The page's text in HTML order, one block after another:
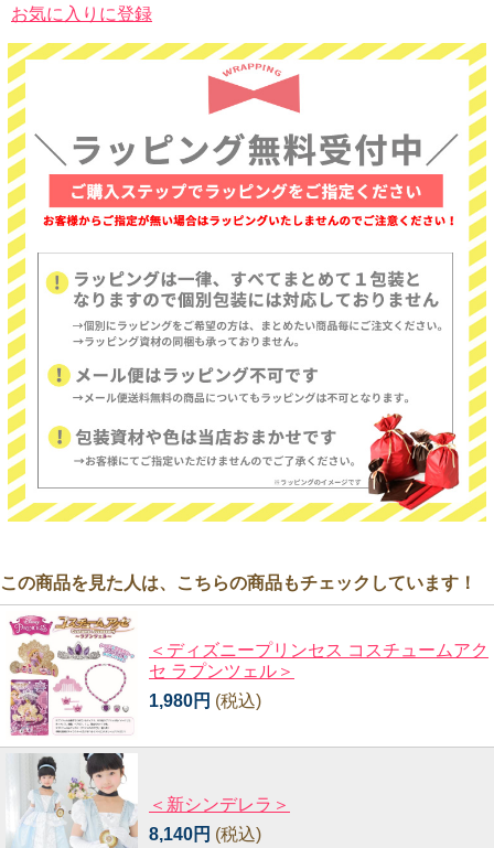
お気に入りに登録
この商品を見た人は、こちらの商品もチェックしています！
＜ディズニープリンセス コスチュームアク
セ ラプンツェル＞
1,980円 (税込)
＜新シンデレラ＞
8,140円 (税込)